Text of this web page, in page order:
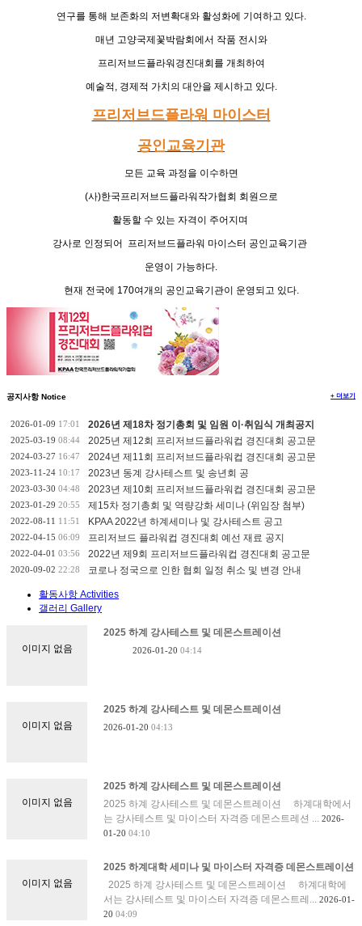
연구를 통해 보존화의 저변확대와 활성화에 기여하고 있다.
매년 고양국제꽃박람회에서 작품 전시와
프리저브드플라워경진대회를 개최하여
예술적 , 경제적 가치의 대안을 제시하고 있다.
프리저브드플라워 마이스터
공인교육기관
모든 교육 과정을 이수하면
(사)한국프리저브드플라워작가협회 회원으로
활동할 수 있는 자격이 주어지며
강사로 인정되어 프리저브드플라워 마이스터 공인교육기관
운영이 가능하다.
현재 전국에 170여개의 공인교육기관이 운영되고 있다.
공지사항 Notice + 더보기
2026-01-09 17:01 2026년 제18차 정기총회 및 임원 이·취임식 개최공지
2025-03-19 08:44 2025년 제12회 프리저브드플라워컵 경진대회 공고문
2024-03-27 16:47 2024년 제11회 프리저브드플라워컵 경진대회 공고문
2023-11-24 10:17 2023년 동계 강사테스트 및 송년회 공
2023-03-30 04:48 2023년 제10회 프리저브드플라워컵 경진대회 공고문
2023-01-29 20:55 제15차 정기총회 및 역량강화 세미나 (위임장 첨부)
2022-08-11 11:51 KPAA 2022년 하계세미나 및 강사테스트 공고
2022-04-15 06:09 프리저브드 플라워컵 경진대회 예선 재료 공지
2022-04-01 03:56 2022년 제9회 프리저브드플라워컵 경진대회 공고문
2020-09-02 22:28 코로나 정국으로 인한 협회 일정 취소 및 변경 안내
활동사항 Activities
갤러리 Gallery
이미지 없음
2025 하계 강사테스트 및 데몬스트레이션
2026-01-20 04:14
이미지 없음
2025 하계 강사테스트 및 데몬스트레이션
2026-01-20 04:13
이미지 없음
2025 하계 강사테스트 및 데몬스트레이션
2025 하계 강사테스트 및 데몬스트레이션 하계대학에서
는 강사테스트 및 마이스터 자격증 데몬스트레션 ... 2026-
01-20 04:10
이미지 없음
2025 하계대학 세미나 및 마이스터 자격증 데몬스트레이션
2025 하계 강사테스트 및 데몬스트레이션 하계대학에
서는 강사테스트 및 마이스터 자격증 데몬스트레... 2026-01-
20 04:09